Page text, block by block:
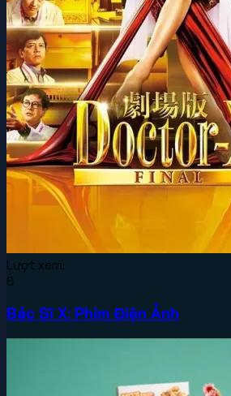
Lượt xem:
6
Bác Sĩ X: Phim Điện Ảnh